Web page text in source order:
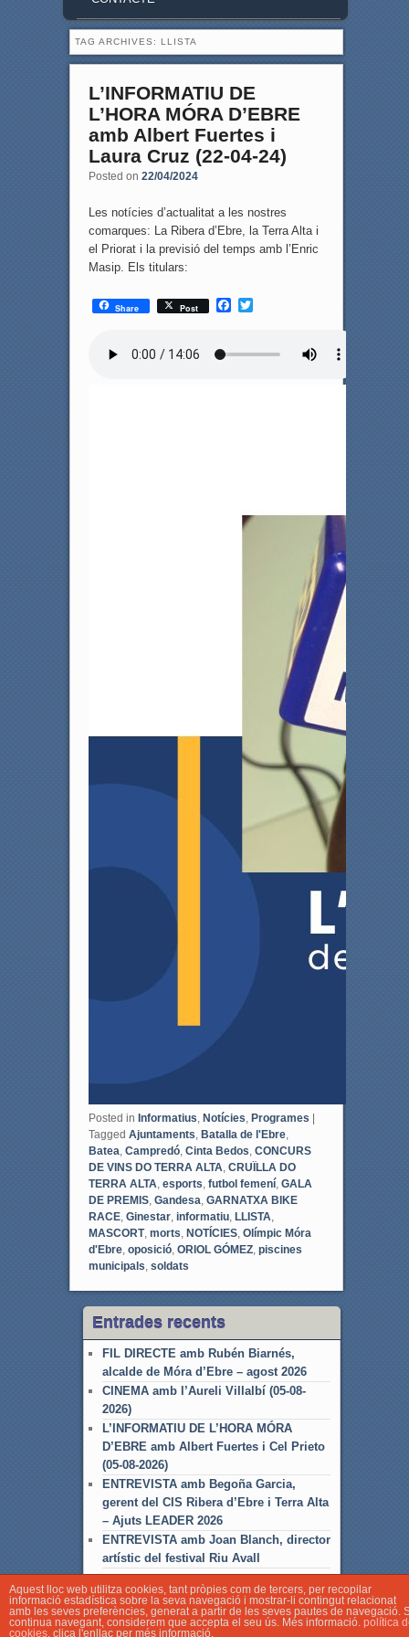
TAG ARCHIVES: LLISTA
L’INFORMATIU DE
L’HORA MÓRA D’EBRE
amb Albert Fuertes i
Laura Cruz (22-04-24)
Posted on 22/04/2024
Les notícies d’actualitat a les nostres
comarques: La Ribera d’Ebre, la Terra Alta i
el Priorat i la previsió del temps amb l’Enric
Masip. Els titulars:
Share Post
F
T
Posted in Informatius Notícies Programes |
Tagged Ajuntaments Batalla de l'Ebre,
Batea Campredó, Cinta Bedos CONCURS
DE VINS DO TERRA ALTA CRUÏLLA DO
TERRA ALTA esports futbol femení, GALA
DE PREMIS, Gandesa GARNATXA BIKE
RACE, Ginestar, informatiu, LLISTA
MASCORT, morts NOTÍCIES, Olímpic Móra
d'Ebre, oposició, ORIOL GÓMEZ, piscines
municipals soldats
Entrades recents
FIL DIRECTE amb Rubén Biarnés,
alcalde de Móra d’Ebre – agost 2026
CINEMA amb l’Aureli Villalbí (05-08-
2026)
L’INFORMATIU DE L’HORA MÓRA
D’EBRE amb Albert Fuertes i Cel Prieto
(05-08-2026)
ENTREVISTA amb Begoña Garcia,
gerent del CIS Ribera d’Ebre i Terra Alta
– Ajuts LEADER 2026
ENTREVISTA amb Joan Blanch, director
artístic del festival Riu Avall
Aquest lloc web utilitza cookies, tant pròpies com de tercers, per recopilar
informació estadística sobre la seva navegació i mostrar-li contingut relacionat
amb les seves preferències, generat a partir de les seves pautes de navegació.
continua navegant, considerem que accepta el seu ús. Més informació. política
cookies, clica l'enllaç per més informació.